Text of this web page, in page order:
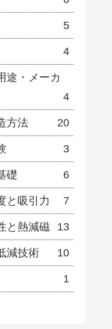
5
4
途・メーカ
4
方法 20
3
礎 6
と吸引力 7
と熱減磁 13
減技術 10
1